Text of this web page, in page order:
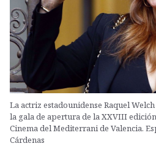
La actriz estadounidense Raquel
la gala de apertura de la XXVIII
Cinema del Mediterrani de Valencia.
Cárdenas